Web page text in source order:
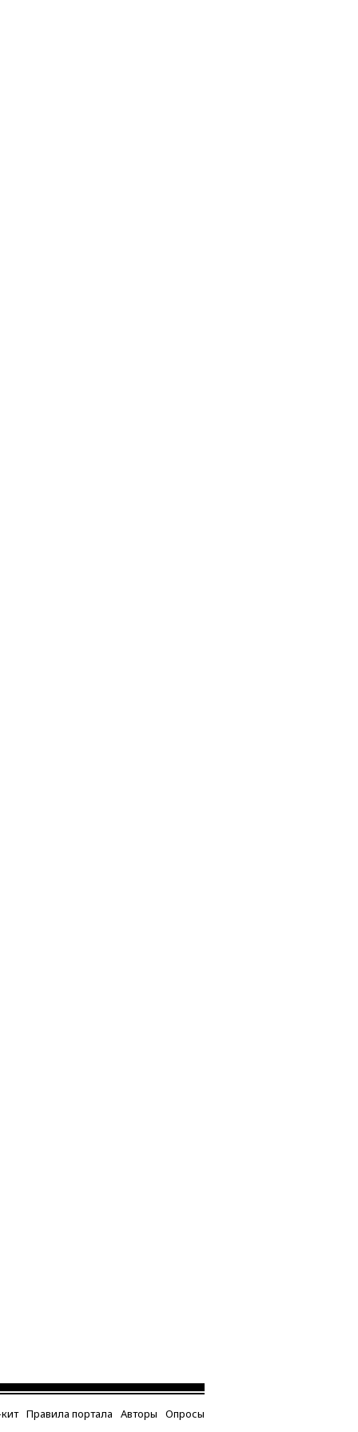
Правила портала Авторы Опросы